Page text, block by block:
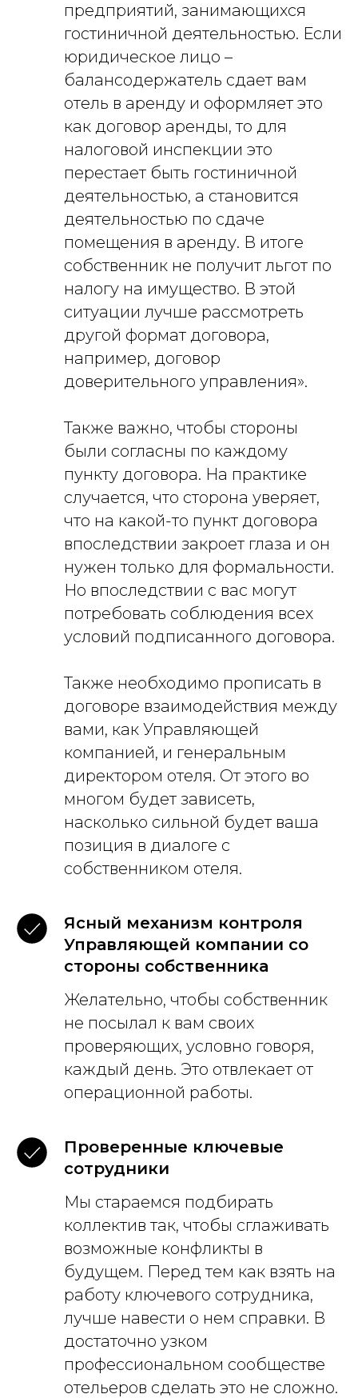
предприятий, занимающихся
гостиничной деятельностью. Если
юридическое лицо –
балансодержатель сдает вам
отель в аренду и оформляет это
как договор аренды, то для
налоговой инспекции это
перестает быть гостиничной
деятельностью, а становится
деятельностью по сдаче
помещения в аренду. В итоге
собственник не получит льгот по
налогу на имущество. В этой
ситуации лучше рассмотреть
другой формат договора,
например, договор
доверительного управления».
Также важно, чтобы стороны
были согласны по каждому
пункту договора. На практике
случается, что сторона уверяет,
что на какой-то пункт договора
впоследствии закроет глаза и он
нужен только для формальности.
Но впоследствии с вас могут
потребовать соблюдения всех
условий подписанного договора.
Также необходимо прописать в
договоре взаимодействия между
вами, как Управляющей
компанией, и генеральным
директором отеля. От этого во
многом будет зависеть,
насколько сильной будет ваша
позиция в диалоге с
собственником отеля.
Ясный механизм контроля
Управляющей компании со
стороны собственника
Желательно, чтобы собственник
не посылал к вам своих
проверяющих, условно говоря,
каждый день. Это отвлекает от
операционной работы.
Проверенные ключевые
сотрудники
Мы стараемся подбирать
коллектив так, чтобы сглаживать
возможные конфликты в
будущем. Перед тем как взять на
работу ключевого сотрудника,
лучше навести о нем справки. В
достаточно узком
профессиональном сообществе
отельеров сделать это не сложно.